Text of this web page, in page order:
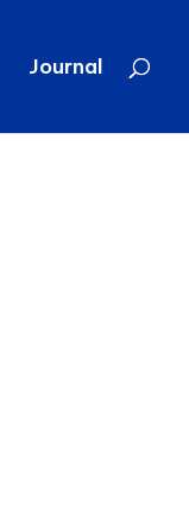
Journal